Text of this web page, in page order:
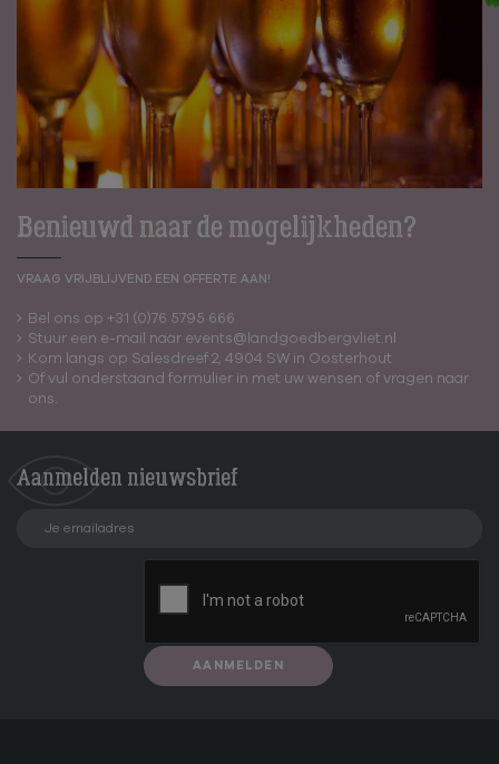
Benieuwd naar de mogelijkheden?
VRAAG VRIJBLIJVEND EEN OFFERTE AAN!
Bel ons op +31 (0)76 5795 666
Stuur een e-mail naar events@landgoedbergvliet.nl
Kom langs op Salesdreef 2, 4904 SW in Oosterhout
Of vul onderstaand formulier in met uw wensen of vragen naar
ons.
Aanmelden nieuwsbrief
AANMELDEN